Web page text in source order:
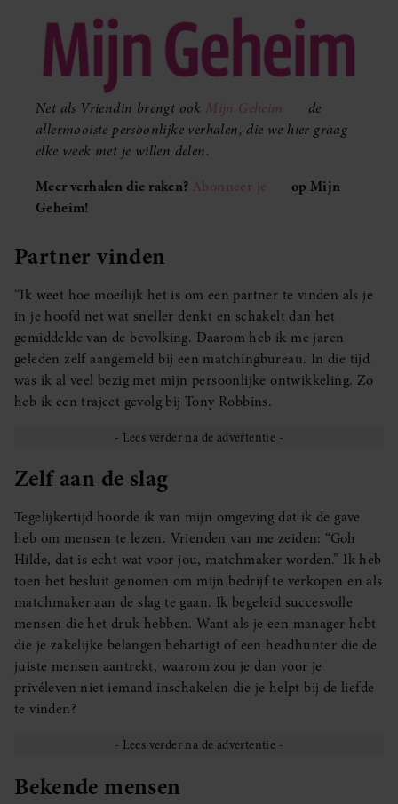
Net als Vriendin brengt ook Mijn Geheim
de
allermooiste persoonlijke verhalen, die we hier graag
elke week met je willen delen.
Meer verhalen die raken? Abonneer je
op Mijn
Geheim!
Partner vinden
“Ik weet hoe moeilijk het is om een partner te vinden als je
in je hoofd net wat sneller denkt en schakelt dan het
gemiddelde van de bevolking. Daarom heb ik me jaren
geleden zelf aangemeld bij een matchingbureau. In die tijd
was ik al veel bezig met mijn persoonlijke ontwikkeling. Zo
heb ik een traject gevolg bij Tony Robbins.
Zelf aan de slag
Tegelijkertijd hoorde ik van mijn omgeving dat ik de gave
heb om mensen te lezen. Vrienden van me zeiden: “Goh
Hilde, dat is echt wat voor jou, matchmaker worden.” Ik heb
toen het besluit genomen om mijn bedrijf te verkopen en als
matchmaker aan de slag te gaan. Ik begeleid succesvolle
mensen die het druk hebben. Want als je een manager hebt
die je zakelijke belangen behartigt of een headhunter die de
juiste mensen aantrekt, waarom zou je dan voor je
privéleven niet iemand inschakelen die je helpt bij de liefde
te vinden?
Bekende mensen